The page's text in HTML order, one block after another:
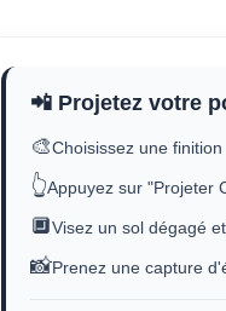
📲 Projetez votre
🎨Choisissez une finition
👆Appuyez sur "Projeter
🔲Visez un sol dégagé
📸Prenez une capture